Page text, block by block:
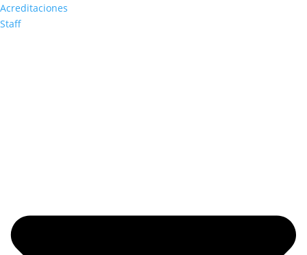
Acreditaciones
Staff